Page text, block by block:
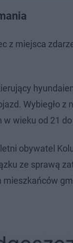
z miejsca
Wybiegło
wieku od 21
obywatel
ze sprawą
mieszkańców